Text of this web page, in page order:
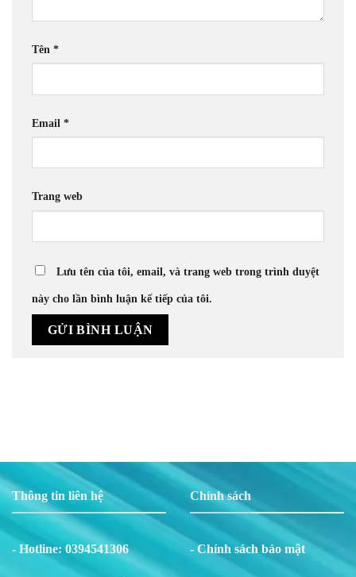
Tên *
Email *
Trang web
Lưu tên của tôi, email, và trang web trong trình duyệt
này cho lần bình luận kế tiếp của tôi.
Thông tin liên hệ
- Hotline: 0394541306
Chính sách
- Chính sách bảo mật